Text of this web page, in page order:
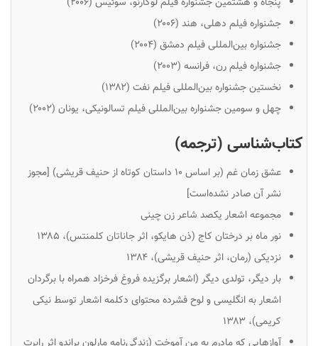
جشنواره فیلم دهلی، هند (۲۰۰۶)
جشنواره بین‌المللی فیلم دمشق (۲۰۰۴)
جشنواره فیلم رن، فرانسه (۲۰۰۳)
نخستین جشنواره بین‌المللی فیلم نفت (۱۳۸۲)
چهل و سومین جشنواره بین‌المللی فیلم تسالونیکی، یونان (۲۰۰۲)
کتاب‌شناسی (ترجمه)
عشق زمان غم (بر اساس ۱۰ داستان کوتاه از حنیف قریشی) [مجوز
نشر آن صادر نشده‌است]
مجموعه اشعار یکصد شاعر زن چینی
نور ماه بر درختان کاج (ذن هایکو، اثر جاناتان کلمنتس)، ۱۳۸۵
نزدیکی (رمان، اثر حنیف قریشی)، ۱۳۸۴
بار دیگر، تولدی دیگر (اشعار برگزیده فروغ فرخزاد همراه با برگردان
اشعار به انگلیسی و لوح فشرده محتوای دکلمه اشعار توسط نیکی
کریمی)، ۱۳۸۳
آوازهایی که مادرم به من آموخت (زندگی‌نامه مارلون براندو اثر رابرت